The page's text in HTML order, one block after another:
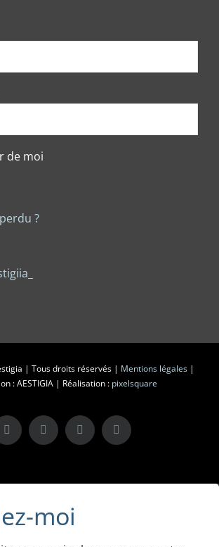
de moi
?
| Tous droits réservés | Mentions légales |
: AESTIGIA | Réalisation : pixelsquare
X LinkedInInstagramFacebook
moi